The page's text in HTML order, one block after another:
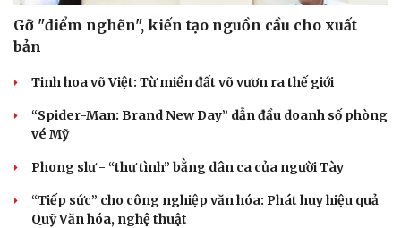
Gỡ "điểm nghẽn", kiến tạo nguồn cầu cho xuất
bản
Tinh hoa võ Việt: Từ miền đất võ vươn ra thế giới
“Spider-Man: Brand New Day” dẫn đầu doanh số phòng
vé Mỹ
Phong slư - “thư tình” bằng dân ca của người Tày
“Tiếp sức” cho công nghiệp văn hóa: Phát huy hiệu quả
Quỹ Văn hóa, nghệ thuật